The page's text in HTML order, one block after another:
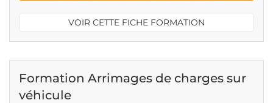
VOIR CETTE FICHE FORMATION
Formation Arrimages de charges sur
véhicule